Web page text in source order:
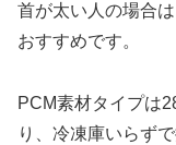
首が太い人の場合は
おすすめです。
PCM素材タイプは
り、冷凍庫いらず